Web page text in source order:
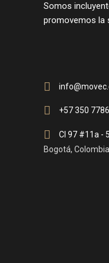
Somos
promovemos la
+57 350
Cl 97 #11a -
Bogotá, Colombia.